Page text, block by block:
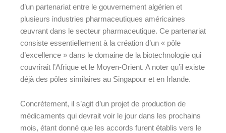
d’un partenariat entre le gouvernement algérien et
plusieurs industries pharmaceutiques américaines
œuvrant dans le secteur pharmaceutique. Ce partenariat
consiste essentiellement à la création d’un « pôle
d’excellence » dans le domaine de la biotechnologie qui
couvrirait l’Afrique et le Moyen-Orient. A noter qu’il existe
déjà des pôles similaires au Singapour et en Irlande.
Concrètement, il s’agit d’un projet de production de
médicaments qui devrait voir le jour dans les prochains
mois, étant donné que les accords furent établis vers le